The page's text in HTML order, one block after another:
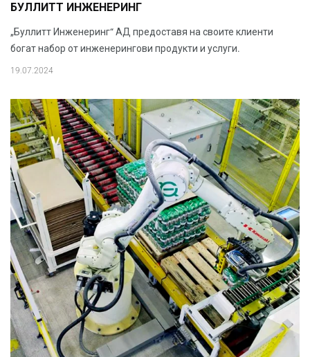
БУЛЛИТТ ИНЖЕНЕРИНГ
„Буллитт Инженеринг“ АД предоставя на своите клиенти
богат набор от инженерингови продукти и услуги.
19.07.2024